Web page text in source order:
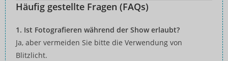
Häufig gestellte Fragen (FAQs)
1. Ist Fotografieren während der Show erlaubt?
Ja, aber vermeiden Sie bitte die Verwendung von
Blitzlicht.